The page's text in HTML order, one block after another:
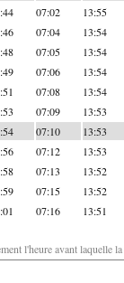
07:02 13:55
07:04 13:54
07:05 13:54
07:06 13:54
07:08 13:54
07:09 13:53
07:10 13:53
07:12 13:53
07:13 13:52
07:15 13:52
07:16 13:51
l'heure avant laquelle